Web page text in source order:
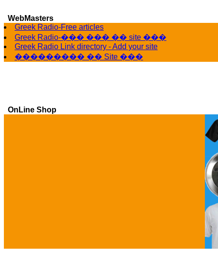
WebMasters
Greek Radio-Free articles
Greek Radio-��� ��� �� site ���
Greek Radio Link directory - Add your site
��������� �� Site ���
OnLine Shop